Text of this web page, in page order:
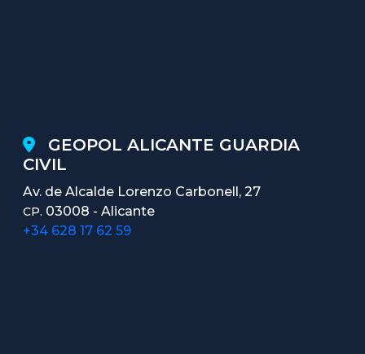
GEOPOL ALICANTE GUARDIA
CIVIL
Av. de Alcalde Lorenzo Carbonell, 27
CP. 03008 - Alicante
+34 628 17 62 59